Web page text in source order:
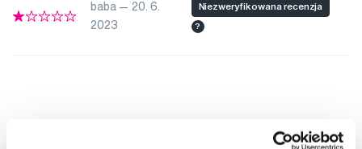
baba — 20. 6.
2023
Niezweryfikowana recenzja
?